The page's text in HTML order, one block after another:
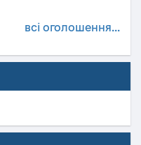
всі оголошення...